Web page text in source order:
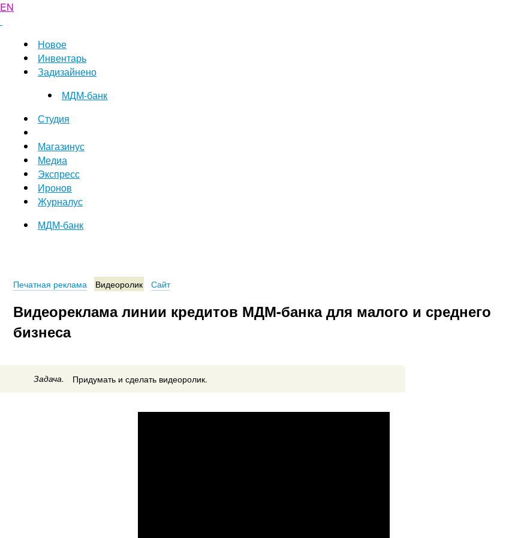
EN
Новое
Инвентарь
Задизайнено
МДМ-банк
Студия
Магазинус
Медиа
Экспресс
Иронов
Журналус
МДМ-банк
Печатная реклама Видеоролик Сайт
Видеореклама линии кредитов МДМ-банка для малого и среднего
бизнеса
Задача. Придумать и сделать видеоролик.